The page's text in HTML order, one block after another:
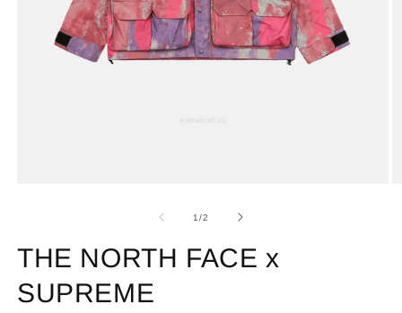
1/de
2
THE NORTH FACE x
SUPREME